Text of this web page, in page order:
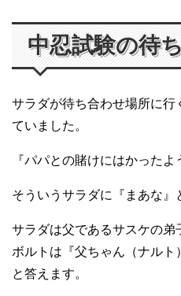
中忍試験の待
サラダが待ち合わせ場所に行
ていました。
『パパとの賭けにはかったよ
そういうサラダに『まあな』
サラダは父であるサスケの弟
ボルトは『父ちゃん（ナルト
と答えます。